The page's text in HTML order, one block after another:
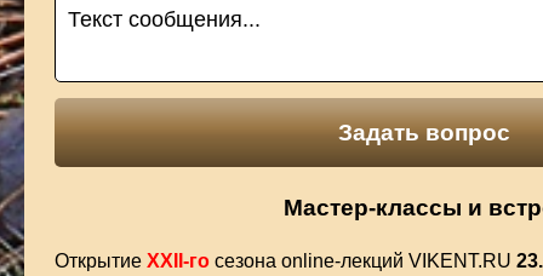
Мастер-классы и
Открытие XXII-го сезона online-лекций VIKENT.RU